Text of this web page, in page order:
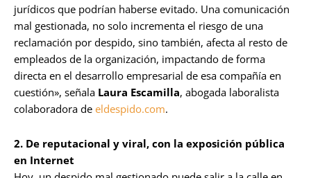
jurídicos que podrían haberse evitado. Una comunicación
mal gestionada, no solo incrementa el riesgo de una
reclamación por despido, sino también, afecta al resto de
empleados de la organización, impactando de forma
directa en el desarrollo empresarial de esa compañía en
cuestión», señala Laura Escamilla, abogada laboralista
colaboradora de eldespido.com.
2. De reputacional y viral, con la exposición pública
en Internet